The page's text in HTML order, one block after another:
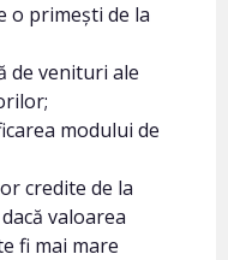
o primești de la
de venituri ale
modului de
credite de la
valoarea
fi mai mare